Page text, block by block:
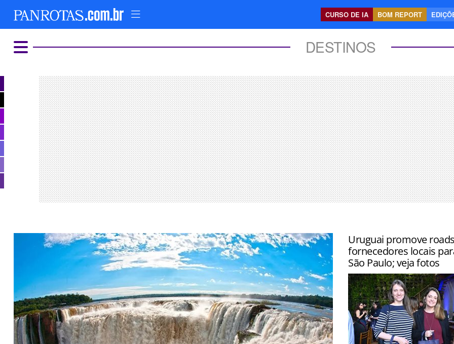
CURSO DE IA BOM REPORT
DESTINOS
COMER E BEBER
ALTERNATIVO
LUXO E GLAMOUR
PARQUES TEMÁTICOS
FIQUE LIGADO
Uruguai promove
fornecedores locais
São Paulo; veja fotos